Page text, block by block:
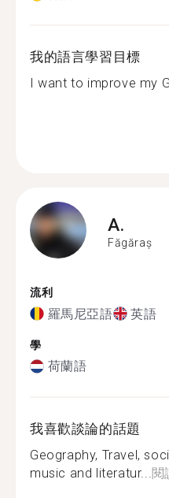
我的語言學習目標
I want to improve my
A.
Făgăraș
流利
羅馬尼亞語 英語
學
荷蘭語
我喜歡談論的話題
Geography, Travel,
music and literatur...閱